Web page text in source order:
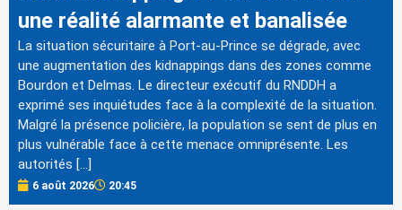
une réalité alarmante et banalisée
La situation sécuritaire à Port-au-Prince se dégrade, avec
une augmentation des kidnappings dans des zones comme
Bourdon et Delmas. Le directeur exécutif du RNDDH a
exprimé ses inquiétudes face à la complexité de la situation.
Malgré la présence policière, la population se sent de plus en
plus vulnérable face à cette menace omniprésente. Les
autorités […]
6 août 2026 20:45